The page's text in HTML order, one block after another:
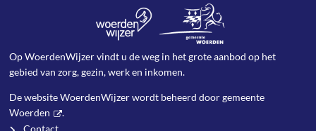
Op WoerdenWijzer vindt u de weg in het grote aanbod op het
gebied van zorg, gezin, werk en inkomen.
De website WoerdenWijzer wordt beheerd doorgemeente
Woerden
.
Contact